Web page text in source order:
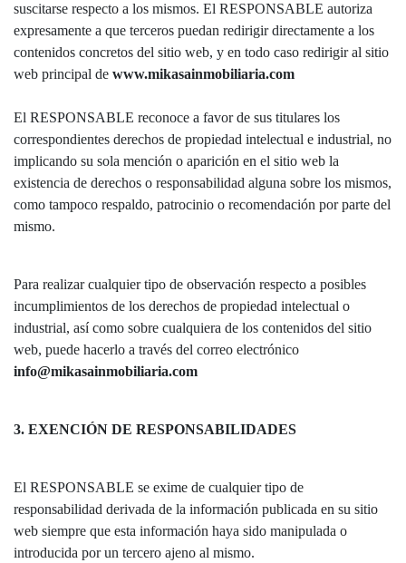
suscitarse respecto a los mismos. El RESPONSABLE autoriza
expresamente a que terceros puedan redirigir directamente a los
contenidos concretos del sitio web, y en todo caso redirigir al sitio
web principal de www.mikasainmobiliaria.com
El RESPONSABLE reconoce a favor de sus titulares los
correspondientes derechos de propiedad intelectual e industrial, no
implicando su sola mención o aparición en el sitio web la
existencia de derechos o responsabilidad alguna sobre los mismos,
como tampoco respaldo, patrocinio o recomendación por parte del
mismo.
Para realizar cualquier tipo de observación respecto a posibles
incumplimientos de los derechos de propiedad intelectual o
industrial, así como sobre cualquiera de los contenidos del sitio
web, puede hacerlo a través del correo electrónico
info@mikasainmobiliaria.com
3. EXENCIÓN DE RESPONSABILIDADES
El RESPONSABLE se exime de cualquier tipo de
responsabilidad derivada de la información publicada en su sitio
web siempre que esta información haya sido manipulada o
introducida por un tercero ajeno al mismo.